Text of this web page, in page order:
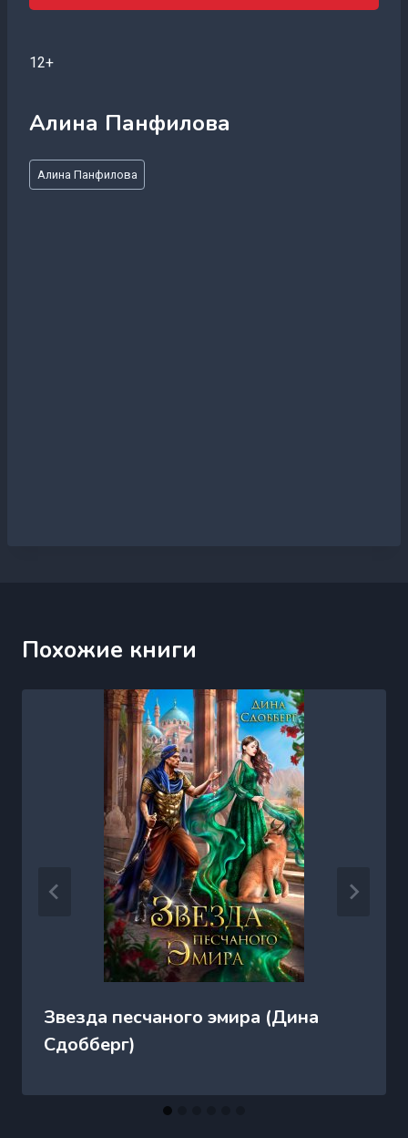
12+
Алина Панфилова
Метки
записи:
Алина Панфилова
Похожие книги
Звезда песчаного эмира (Дина
Сдобберг)